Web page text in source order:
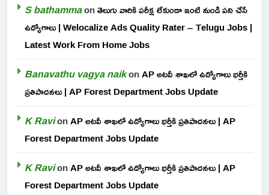
S bathammaonతెలుగు వారికి పరీక్ష లేకుండా ఇంటి నుండి పని చేసే
ఉద్యోగాలు | Welocalize Ads Quality Rater – Telugu Jobs |
Latest Work From Home Jobs
Banavathu vagya naikonAP అటవీ శాఖలో ఉద్యోగాలు భర్తీకి
ప్రతిపాదనలు | AP Forest Department Jobs Update
K RavionAP అటవీ శాఖలో ఉద్యోగాలు భర్తీకి ప్రతిపాదనలు | AP
Forest Department Jobs Update
K RavionAP అటవీ శాఖలో ఉద్యోగాలు భర్తీకి ప్రతిపాదనలు | AP
Forest Department Jobs Update